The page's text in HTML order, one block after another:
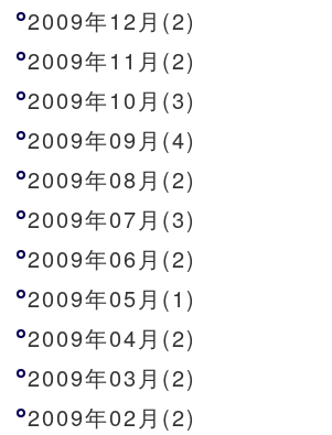
2009年12月(2)
2009年11月(2)
2009年10月(3)
2009年09月(4)
2009年08月(2)
2009年07月(3)
2009年06月(2)
2009年05月(1)
2009年04月(2)
2009年03月(2)
2009年02月(2)